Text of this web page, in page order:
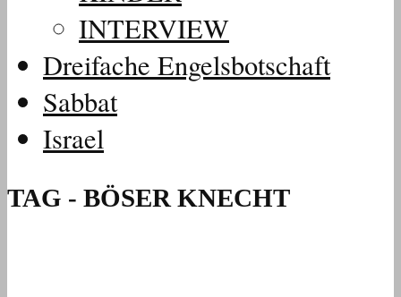
INTERVIEW
Dreifache Engelsbotschaft
Sabbat
Israel
TAG - BÖSER KNECHT